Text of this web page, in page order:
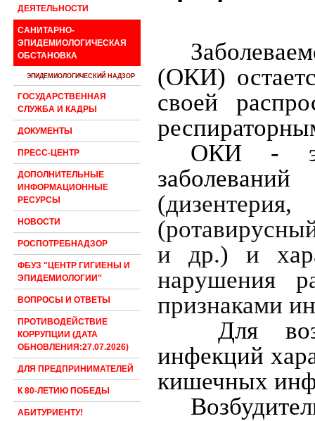
ДЕЯТЕЛЬНОСТИ
САНИТАРНО-
ЭПИДЕМИОЛОГИЧЕСКАЯ
ОБСТАНОВКА
ЭПИДЕМИОЛОГИЧЕСКИЙ НАДЗОР
ГОСУДАРСТВЕННАЯ
СЛУЖБА И КАДРЫ
ДОКУМЕНТЫ
ПРЕСС-ЦЕНТР
ДОПОЛНИТЕЛЬНЫЕ
ИНФОРМАЦИОННЫЕ
РЕСУРСЫ
НОВОСТИ
РОСПОТРЕБНАДЗОР
ФБУЗ "ЦЕНТР ГИГИЕНЫ И
ЭПИДЕМИОЛОГИИ"
ВОПРОСЫ И ОТВЕТЫ
ПРОТИВОДЕЙСТВИЕ
КОРРУПЦИИ (ДАТА
ОБНОВЛЕНИЯ:27.07.2026)
ДЛЯ ПРЕДПРИНИМАТЕЛЕЙ
К 80-ЛЕТИЮ ПОБЕДЫ
АБИТУРИЕНТУ!
(ОКИ)
своей
ОКИ -
и др.) и
нарушения
признаками
Для
инфекций
кишечных